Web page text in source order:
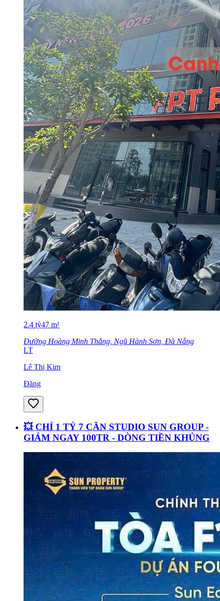
2.4 tỷ47 m²
Đường Hoàng Minh Thắng, Ngũ Hành Sơn, Đà Nẵng
LT
Lê Thị Kim
Đăng
💥 CHỈ 1 TỶ 7 CĂN STUDIO SUN GROUP -
GIẢM NGAY 100TR - DÒNG TIỀN KHỦNG